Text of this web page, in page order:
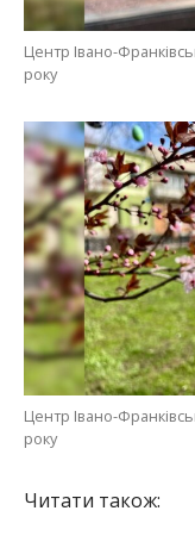
Центр Івано-
року
Центр Івано-
року
Читати також: